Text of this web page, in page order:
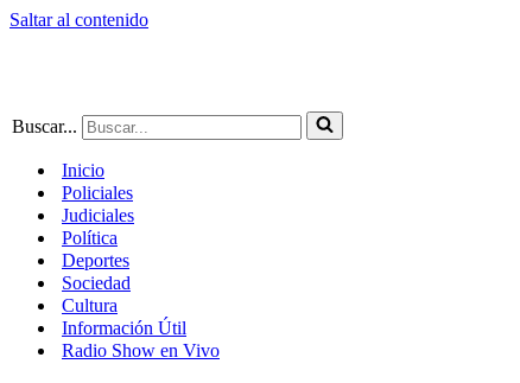
Saltar al contenido
Buscar...
Inicio
Policiales
Judiciales
Política
Deportes
Sociedad
Cultura
Información Útil
Radio Show en Vivo